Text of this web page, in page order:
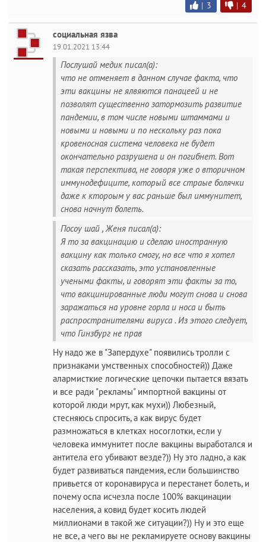
| 3 | 4
социальная язва
19.01.2021 13:44
Послушай медик писал(а):
что не отменяет в данном случае факта, что
эти вакцины не ялвяются панацеей и не
позволят существенно затормозить развитие
пандемии, в том числе новыми штаммами и
новыми и новыми и по нескольку раз пока
кровеносная система человека не будет
окончательно разрушена и он погибнет. Вот
такая перспектива, не говоря уже о вторичном
иммунодефиците, который все страые болячки
даже к ктороым у вас раньше был иммунитет,
снова начнут болеть.
Посоу шай , Женя писал(а):
Я то за вакцинацию и сделаю иностранную
вакцину как только смогу, но все что я хотел
сказать рассказать, это установленные
учеными факты, и говорят эти факты за то,
что вакцинированные люди могут снова и снова
заражаться на уровне горла и носа и быть
распространителями вируса . Из этого следует,
что Гинзбург не прав
Ну надо же в "Запердухе" появились тролли с
признаками умственных способностей)) Даже
алармисткие логические цепочки пытается вязать
и все ради "рекламы" импортной вакцины от
которой люди мрут, как мухи)) Любезный,
стесняюсь спросить, а как вирус будет
размножаться в клетках носоглотки, если у
человека иммунитет после вакцины выработался и
антитела его убивают везде?)) Ну это ладно, а как
будет развиваться пандемия, если большинство
привьется от коронавируса и перестанет болеть, и
почему оспа исчезла после 100% вакцинации
населения, а ковид будет косить людей
миллионами в такой же ситуации?)) Ну и это еще
не все, а чего вы не рекламируете основу вакцины